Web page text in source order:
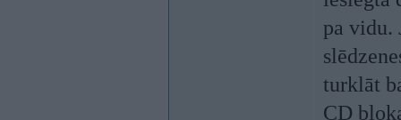
pa vidu.
turklāt
CD